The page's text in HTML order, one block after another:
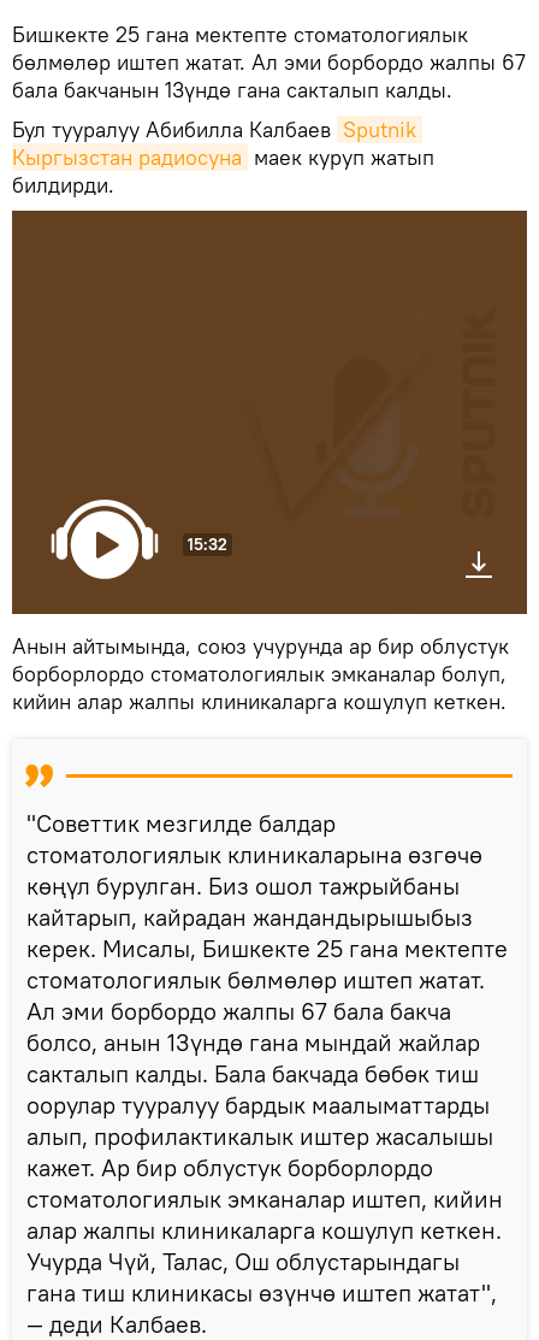
Бишкекте 25 гана мектепте стоматологиялык
бөлмөлөр иштеп жатат. Ал эми борбордо жалпы 67
бала бакчанын 13үндө гана сакталып калды.
Бул тууралуу Абибилла Калбаев Sputnik
Кыргызстан радиосуна маек куруп жатып
билдирди.
15:32
Анын айтымында, союз учурунда ар бир облустук
борборлордо стоматологиялык эмканалар болуп,
кийин алар жалпы клиникаларга кошулуп кеткен.
"Советтик мезгилде балдар
стоматологиялык клиникаларына өзгөчө
көңүл бурулган. Биз ошол тажрыйбаны
кайтарып, кайрадан жандандырышыбыз
керек. Мисалы, Бишкекте 25 гана мектепте
стоматологиялык бөлмөлөр иштеп жатат.
Ал эми борбордо жалпы 67 бала бакча
болсо, анын 13үндө гана мындай жайлар
сакталып калды. Бала бакчада бөбөк тиш
оорулар тууралуу бардык маалыматтарды
алып, профилактикалык иштер жасалышы
кажет. Ар бир облустук борборлордо
стоматологиялык эмканалар иштеп, кийин
алар жалпы клиникаларга кошулуп кеткен.
Учурда Чүй, Талас, Ош облустарындагы
гана тиш клиникасы өзүнчө иштеп жатат",
— деди Калбаев.